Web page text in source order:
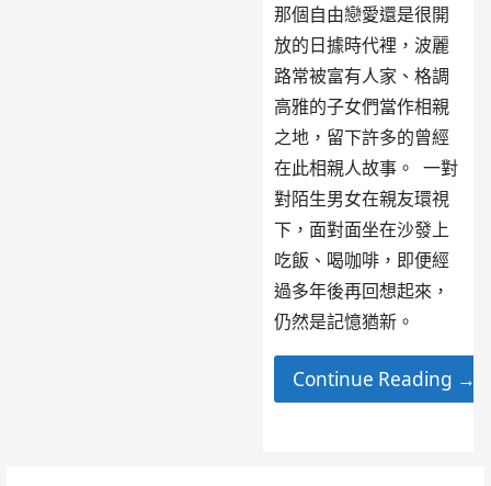
那個自由戀愛還是很開
放的日據時代裡，波麗
路常被富有人家、格調
高雅的子女們當作相親
之地，留下許多的曾經
在此相親人故事。 一對
對陌生男女在親友環視
下，面對面坐在沙發上
吃飯、喝咖啡，即便經
過多年後再回想起來，
仍然是記憶猶新。
Continue Reading →